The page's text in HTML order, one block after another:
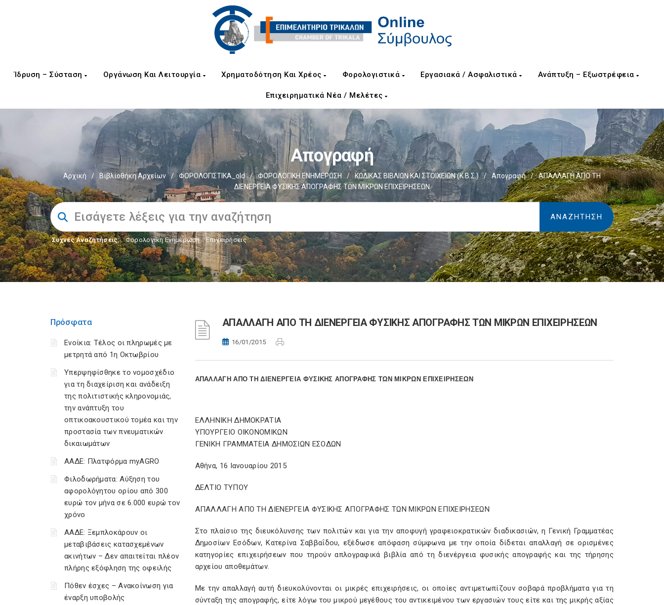
Ίδρυση – Σύσταση Οργάνωση Και Λειτουργία Χρηματοδότηση Και Χρέος Φορολογιστικά Εργασιακά / Ασφαλιστικά Ανάπτυξη – Εξωστρέφεια
Επιχειρηματικά Νέα / Μελέτες
Απογραφή
Αρχική / Βιβλιοθήκη Αρχείων / ΦΟΡΟΛΟΓΙΣΤΙΚΑ_old / ΦΟΡΟΛΟΓΙΚΗ ΕΝΗΜΕΡΩΣΗ / ΚΩΔΙΚΑΣ ΒΙΒΛΙΩΝ ΚΑΙ ΣΤΟΙΧΕΙΩΝ (Κ.Β.Σ.) / Απογραφή /
ΑΠΑΛΛΑΓΗ ΑΠΟ ΤΗ
ΔΙΕΝΕΡΓΕΙΑ ΦΥΣΙΚΗΣ ΑΠΟΓΡΑΦΗΣ ΤΩΝ ΜΙΚΡΩΝ ΕΠΙΧΕΙΡΗΣΕΩΝ
Συχνές Αναζητήσεις: Φορολογικη Ενημέρωση, Επιχειρήσεις
Πρόσφατα
Ενοίκια: Τέλος οι πληρωμές με
μετρητά από 1η Οκτωβρίου
Υπερψηφίσθηκε το νομοσχέδιο
για τη διαχείριση και ανάδειξη
της πολιτιστικής κληρονομιάς,
την ανάπτυξη του
οπτικοακουστικού τομέα και την
προστασία των πνευματικών
δικαιωμάτων
ΑΑΔΕ: Πλατφόρμα myAGRO
Φιλοδωρήματα: Αύξηση του
αφορολόγητου ορίου από 300
ευρώ τον μήνα σε 6.000 ευρώ τον
χρόνο
ΑΑΔΕ: Ξεμπλοκάρουν οι
μεταβιβάσεις κατασχεμένων
ακινήτων – Δεν απαιτείται πλέον
πλήρης εξόφληση της οφειλής
Πόθεν έσχες – Ανακοίνωση για
έναρξη υποβολής
ΑΠΑΛΛΑΓΗ ΑΠΟ ΤΗ ΔΙΕΝΕΡΓΕΙΑ ΦΥΣΙΚΗΣ ΑΠΟΓΡΑΦΗΣ ΤΩΝ ΜΙΚΡΩΝ ΕΠΙΧΕΙΡΗΣΕΩΝ
16/01/2015
ΑΠΑΛΛΑΓΗ ΑΠΟ ΤΗ ΔΙΕΝΕΡΓΕΙΑ ΦΥΣΙΚΗΣ ΑΠΟΓΡΑΦΗΣ ΤΩΝ ΜΙΚΡΩΝ ΕΠΙΧΕΙΡΗΣΕΩΝ
ΕΛΛΗΝΙΚΗ ΔΗΜΟΚΡΑΤΙΑ
ΥΠΟΥΡΓΕΙΟ ΟΙΚΟΝΟΜΙΚΩΝ
ΓΕΝΙΚΗ ΓΡΑΜΜΑΤΕΙΑ ΔΗΜΟΣΙΩΝ ΕΣΟΔΩΝ
Αθήνα, 16 Ιανουαρίου 2015
ΔΕΛΤΙΟ ΤΥΠΟΥ
ΑΠΑΛΛΑΓΗ ΑΠΟ ΤΗ ΔΙΕΝΕΡΓΕΙΑ ΦΥΣΙΚΗΣ ΑΠΟΓΡΑΦΗΣ ΤΩΝ ΜΙΚΡΩΝ ΕΠΙΧΕΙΡΗΣΕΩΝ
Στο πλαίσιο της διευκόλυνσης των πολιτών και για την αποφυγή γραφειοκρατικών διαδικασιών, η Γενική Γραμματέας
Δημοσίων Εσόδων, Κατερίνα Σαββαΐδου, εξέδωσε απόφαση σύμφωνα με την οποία δίδεται απαλλαγή σε ορισμένες
κατηγορίες επιχειρήσεων που τηρούν απλογραφικά βιβλία από τη διενέργεια φυσικής απογραφής και της τήρησης
αρχείου αποθεμάτων.
Με την απαλλαγή αυτή διευκολύνονται οι μικρές επιχειρήσεις, οι οποίες αντιμετωπίζουν σοβαρά προβλήματα για τη
σύνταξη της απογραφής, είτε λόγω του μικρού μεγέθους του αντικειμένου των εργασιών τους είτε και της μικρής αξίας